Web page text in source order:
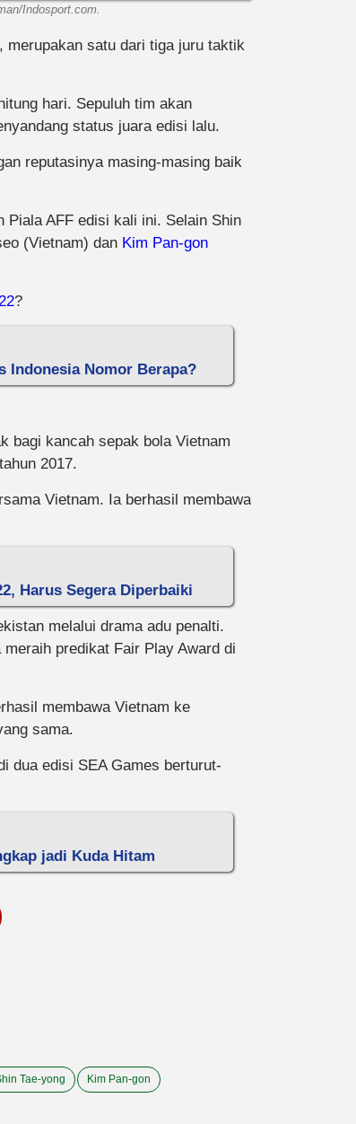
Indosport.com.
, merupakan satu dari tiga juru taktik
hari. Sepuluh tim akan
status juara edisi lalu.
reputasinya masing-masing baik
Piala AFF edisi kali ini. Selain Shin
(Vietnam) dan Kim Pan-gon
?
Indonesia Nomor Berapa?
bagi kancah sepak bola Vietnam
2017.
Vietnam. Ia berhasil membawa
Harus Segera Diperbaiki
melalui drama adu penalti.
predikat Fair Play Award di
membawa Vietnam ke
sama.
dua edisi SEA Games berturut-
jadi Kuda Hitam
Tae-yong Kim Pan-gon